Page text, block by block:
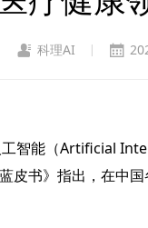
科理AI |
能（Artificial
书》指出，在中